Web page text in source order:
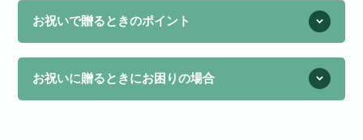
お祝いで贈るときのポイント
お祝いに贈るときにお困りの場合